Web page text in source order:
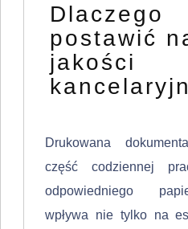
postawić
jakości
Drukowana
część codziennej
odpowiedniego
wpływa nie tylko na